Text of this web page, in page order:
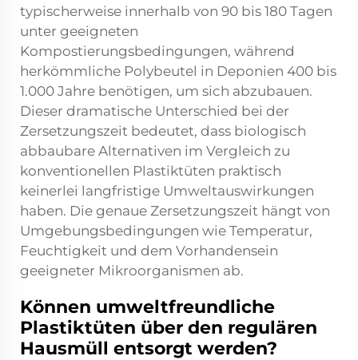
typischerweise innerhalb von 90 bis 180 Tagen
unter geeigneten
Kompostierungsbedingungen, während
herkömmliche Polybeutel in Deponien 400 bis
1.000 Jahre benötigen, um sich abzubauen.
Dieser dramatische Unterschied bei der
Zersetzungszeit bedeutet, dass biologisch
abbaubare Alternativen im Vergleich zu
konventionellen Plastiktüten praktisch
keinerlei langfristige Umweltauswirkungen
haben. Die genaue Zersetzungszeit hängt von
Umgebungsbedingungen wie Temperatur,
Feuchtigkeit und dem Vorhandensein
geeigneter Mikroorganismen ab.
Können umweltfreundliche
Plastiktüten über den regulären
Hausmüll entsorgt werden?